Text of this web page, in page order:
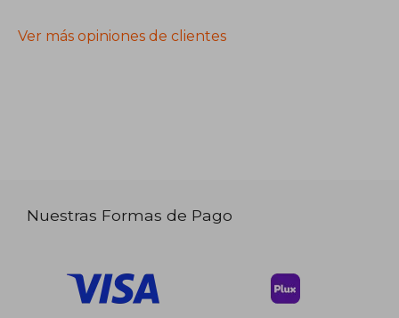
Ver más opiniones de clientes
Nuestras Formas de Pago